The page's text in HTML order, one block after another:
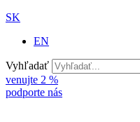
SK
EN
Vyhľadať
venujte 2 %
podporte nás